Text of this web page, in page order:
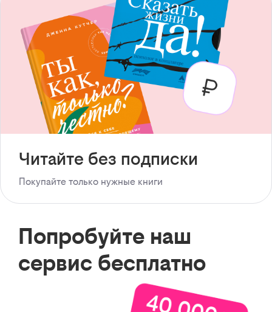
Читайте без подписки
Покупайте только нужные книги
Попробуйте наш
сервис бесплатно